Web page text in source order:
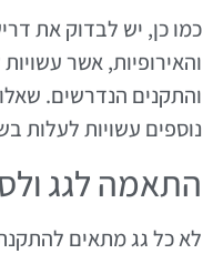
כמו כן, יש לבדוק את
והאירופיות, אשר
והתקנים הנדרשים.
נוספים עשויות לעלות
התאמה לגג
לא כל גג מתאים